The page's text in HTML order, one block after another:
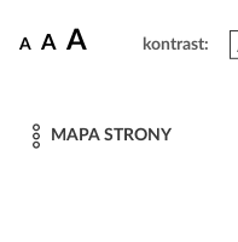
A A A kontrast:
MAPA STRONY